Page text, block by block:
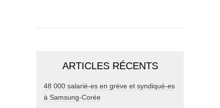
ARTICLES RÉCENTS
48 000 salarié-es en grève et syndiqué-es
à Samsung-Corée